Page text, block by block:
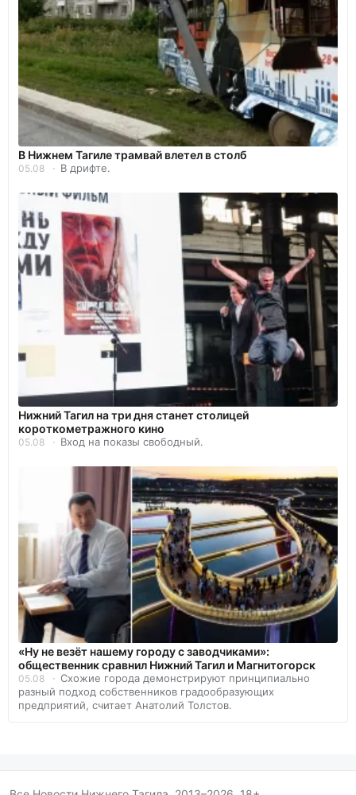
В Нижнем Тагиле трамвай влетел в столб
05.08 В дрифте.
Нижний Тагил на три дня станет столицей
короткометражного кино
05.08 Вход на показы свободный.
«Ну не везёт нашему городу с заводчиками»:
общественник сравнил Нижний Тагил и Магнитогорск
05.08
Схожие города демонстрируют принципиально
разный подход собственников градообразующих
предприятий, считает Анатолий Толстов.